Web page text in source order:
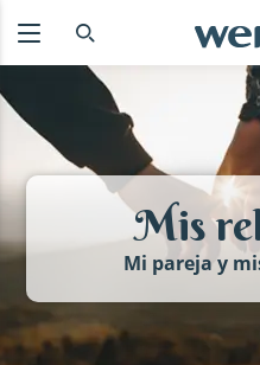
Mis
Mi pareja y